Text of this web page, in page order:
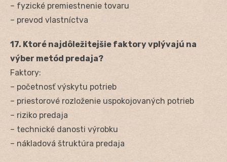
– fyzické premiestnenie tovaru
– prevod vlastníctva
17. Ktoré najdôležitejšie faktory vplývajú na
výber metód predaja?
Faktory:
– početnosť výskytu potrieb
– priestorové rozloženie uspokojovaných potrieb
– riziko predaja
– technické danosti výrobku
– nákladová štruktúra predaja